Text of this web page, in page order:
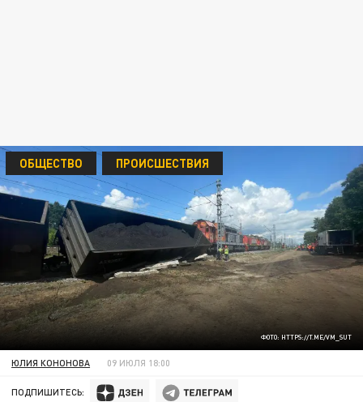
ФОТО: HTTPS://T.ME/VM_SUT
ОБЩЕСТВО ПРОИСШЕСТВИЯ
ЮЛИЯ КОНОНОВА 09 ИЮЛЯ 18:00
ПОДПИШИТЕСЬ: